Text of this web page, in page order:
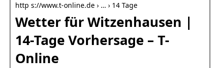
http s://www.t-online.de › … › 14 Tage
Wetter für Witzenhausen |
14-Tage Vorhersage – T-
Online